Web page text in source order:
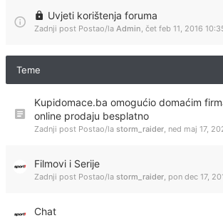
Uvjeti korištenja foruma
Zadnji post Postao/la Admin, čet feb 11, 2016
Teme
Kupidomace.ba omogućio domaćim
online prodaju besplatno
Zadnji post Postao/la storm_raider, ned maj 17,
Filmovi i Serije
Zadnji post Postao/la storm_raider, pon dec 17,
Chat